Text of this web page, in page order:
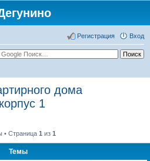
Вход
Регистрация
дома
1
• Страница 1 из 1
Темы